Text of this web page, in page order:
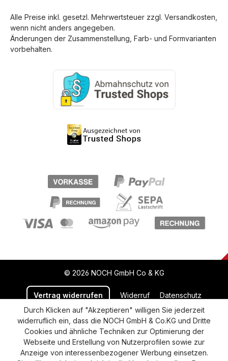
Alle Preise inkl. gesetzl. Mehrwertsteuer zzgl. Versandkosten
wenn nicht anders angegeben.
Änderungen der Zusammenstellung, Farb- und Formvarianten
vorbehalten.
© 2026 NOCH GmbH Co & KG
Vertrag widerrufen Widerruf Datenschutz
Versand und Zahlung AGB
Impressum
Cookie-Einstellungen
Barrierefreiheitserklärung
Durch Klicken auf "Akzeptieren" willigen Sie jederzeit
widerruflich ein, dass die NOCH GmbH & Co.KG und Dritte
Cookies und ähnliche Techniken zur Optimierung der
Webseite und Erstellung von Nutzerprofilen sowie zur
Anzeige von interessenbezogener Werbung einsetzen.